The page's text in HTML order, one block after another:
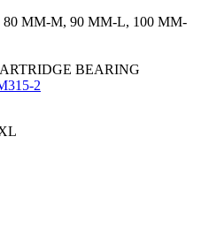
80 MM-M, 90 MM-L, 100 MM-
BEARING
2